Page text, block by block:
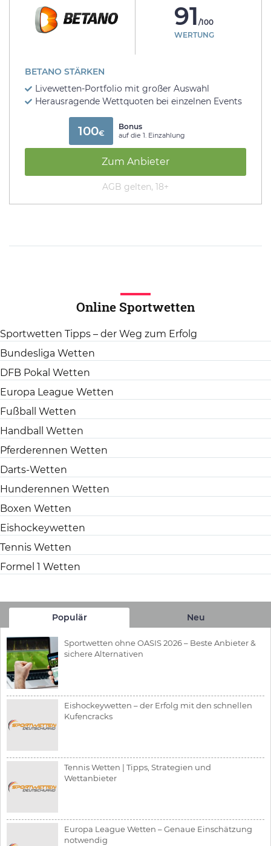
91 /100
WERTUNG
BETANO STÄRKEN
Livewetten-Portfolio mit großer Auswahl
Herausragende Wettquoten bei einzelnen Events
100€
Bonus
auf die 1. Einzahlung
Zum Anbieter
AGB gelten, 18+
Online Sportwetten
Sportwetten Tipps – der Weg zum Erfolg
Bundesliga Wetten
DFB Pokal Wetten
Europa League Wetten
Fußball Wetten
Handball Wetten
Pferderennen Wetten
Darts-Wetten
Hunderennen Wetten
Boxen Wetten
Eishockeywetten
Tennis Wetten
Formel 1 Wetten
Populär Neu
Sportwetten ohne OASIS 2026 – Beste Anbieter &
sichere Alternativen
Eishockeywetten – der Erfolg mit den schnellen
Kufencracks
Tennis Wetten | Tipps, Strategien und
Wettanbieter
Europa League Wetten – Genaue Einschätzung
notwendig